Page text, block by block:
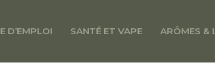
D’EMPLOI SANTÉ ET VAPE ARÔMES &